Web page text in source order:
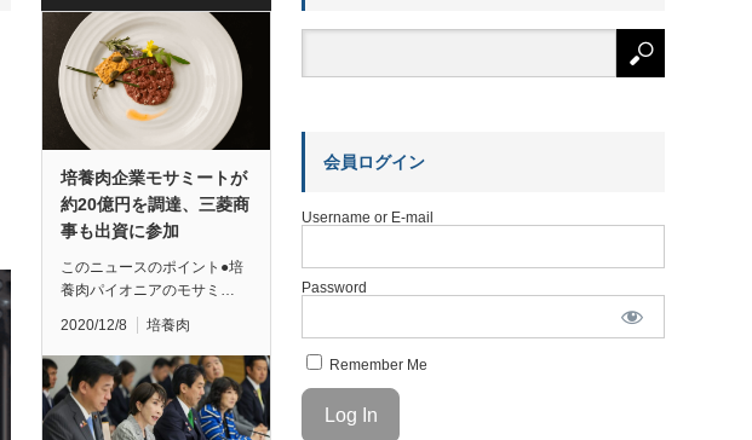
培養肉企業モサミートが
約20億円を調達、三菱商
事も出資に参加
このニュースのポイント●培
養肉パイオニアのモサミ…
2020/12/8 培養肉
会員ログイン
Username or E-mail
Password
Remember Me